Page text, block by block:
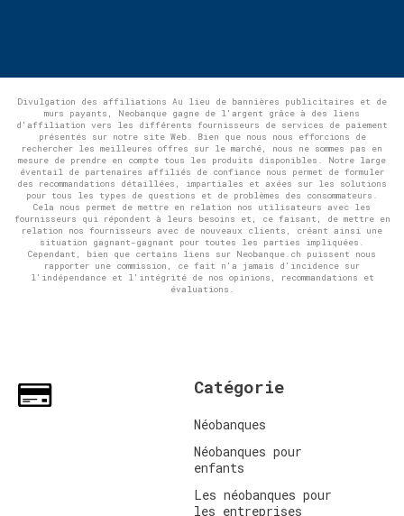
Divulgation des affiliations Au lieu de bannières publicitaires et de
murs payants, Neobanque gagne de l'argent grâce à des liens
d'affiliation vers les différents fournisseurs de services de paiement
présentés sur notre site Web. Bien que nous nous efforcions de
rechercher les meilleures offres sur le marché, nous ne sommes pas en
mesure de prendre en compte tous les produits disponibles. Notre large
éventail de partenaires affiliés de confiance nous permet de formuler
des recommandations détaillées, impartiales et axées sur les solutions
pour tous les types de questions et de problèmes des consommateurs.
Cela nous permet de mettre en relation nos utilisateurs avec les
fournisseurs qui répondent à leurs besoins et, ce faisant, de mettre en
relation nos fournisseurs avec de nouveaux clients, créant ainsi une
situation gagnant-gagnant pour toutes les parties impliquées.
Cependant, bien que certains liens sur Neobanque.ch puissent nous
rapporter une commission, ce fait n'a jamais d'incidence sur
l'indépendance et l'intégrité de nos opinions, recommandations et
évaluations.
Catégorie
Néobanques
Néobanques pour
enfants
Les néobanques pour
les entreprises